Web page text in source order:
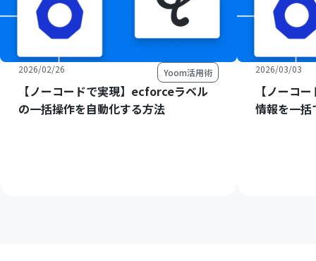
2026/02/26 Yoom活用術
【ノーコードで実現】ecforceラベル
の一括操作を自動化する方法
2026/03/03
【ノーコ
情報を一括